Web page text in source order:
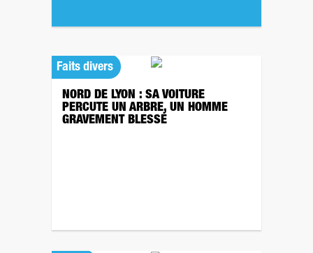
Faits divers
NORD DE LYON : SA VOITURE
PERCUTE UN ARBRE, UN HOMME
GRAVEMENT BLESSÉ